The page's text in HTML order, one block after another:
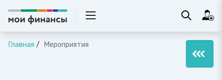
Главная Мероприятия